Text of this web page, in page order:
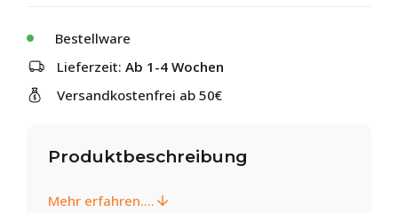
Bestellware
Lieferzeit: Ab 1-4 Wochen
Versandkostenfrei ab 50€
Produktbeschreibung
Mehr erfahren....